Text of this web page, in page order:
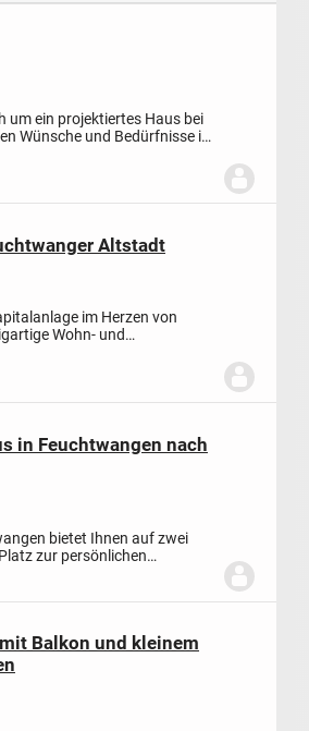
um ein projektiertes Haus bei
Wünsche und Bedürfnisse in
Altstadt
im Herzen von
Wohn- und
in Feuchtwangen nach
bietet Ihnen auf zwei
zur persönlichen
drei...
Balkon und kleinem